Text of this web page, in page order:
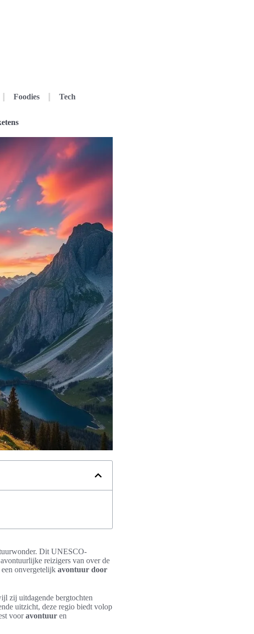
Foodies Tech
Dit UNESCO-
reizigers van over de
onvergetelijk avontuur door
zij uitdagende bergtochten
uitzicht, deze regio biedt volop
vooravontuur en